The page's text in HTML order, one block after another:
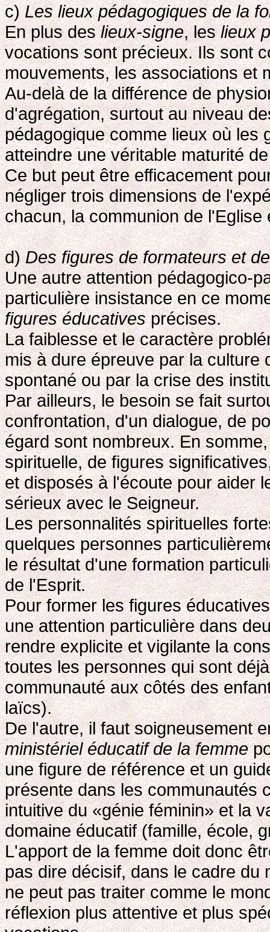
c)Les lieux pédagogiques de la
En plus deslieux-signe, leslieux
vocations sont précieux. Ils sont
mouvements, les associations et
Au-delà de la différence de
d'agrégation, surtout au niveau
pédagogique comme lieux où les
atteindre une véritable maturité
Ce but peut être efficacement
négliger trois dimensions de
chacun, la communion de
d)Des figures de formateurs et
Une autre attention pédagogico-
particulière insistance en ce
figures éducativesprécises.
La faiblesse et le caractère
mis à dure épreuve par la culture
spontané ou par la crise des
Par ailleurs, le besoin se fait
confrontation, d'un dialogue, de
égard sont nombreux. En
spirituelle, de figures
et disposés à l'écoute pour aider
sérieux avec le Seigneur.
Les personnalités spirituelles
quelques personnes
le résultat d'une formation
de l'Esprit.
Pour former les figures
une attention particulière dans
rendre explicite et vigilante la
toutes les personnes qui sont
communauté aux côtés des
laïcs).
De l'autre, il faut soigneusement
ministériel éducatif de la femme
une figure de référence et un
présente dans les communautés
intuitive du «génie féminin» et la
domaine éducatif (famille, école,
L'apport de la femme doit donc
pas dire décisif, dans le cadre du
ne peut pas traiter comme le
réflexion plus attentive et plus